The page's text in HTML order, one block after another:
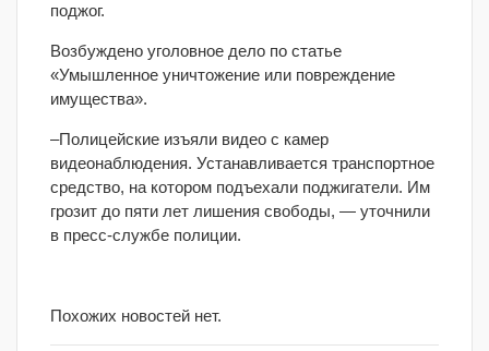
поджог.
Возбуждено уголовное дело по статье
«Умышленное уничтожение или повреждение
имущества».
–Полицейские изъяли видео с камер
видеонаблюдения. Устанавливается транспортное
средство, на котором подъехали поджигатели. Им
грозит до пяти лет лишения свободы, — уточнили
в пресс-службе полиции.
Похожих новостей нет.